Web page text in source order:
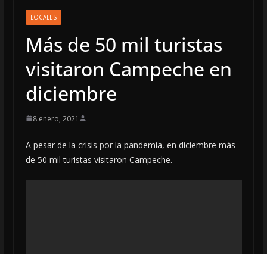
LOCALES
Más de 50 mil turistas
visitaron Campeche en
diciembre
8 enero, 2021
A pesar de la crisis por la pandemia, en diciembre más
de 50 mil turistas visitaron Campeche.